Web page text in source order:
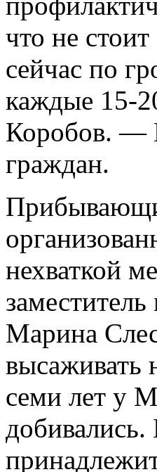
что не
сейчас по
каждые 15-
Коробов. —
граждан.
нехваткой
Марина
высаживать
семи лет у
добивались.